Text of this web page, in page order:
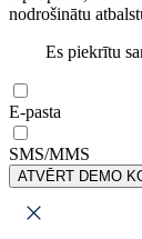
nodrošinātu
Es piekrītu
E-pasta
SMS/MMS
ATVĒRT DEMO